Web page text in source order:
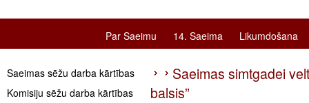
Par Saeimu 14. Saeima Likumdošana
Saeimas sēžu darba kārtības
Komisiju sēžu darba kārtības
Saeimas simtgadei
balsis”